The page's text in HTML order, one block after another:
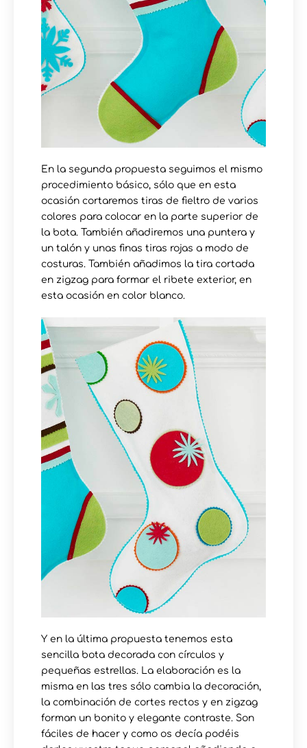
En la segunda propuesta seguimos el mismo
procedimiento básico, sólo que en esta
ocasión cortaremos tiras de fieltro de varios
colores para colocar en la parte superior de
la bota. También añadiremos una puntera y
un talón y unas finas tiras rojas a modo de
costuras. También añadimos la tira cortada
en zigzag para formar el ribete exterior, en
esta ocasión en color blanco.
Y en la última propuesta tenemos esta
sencilla bota decorada con círculos y
pequeñas estrellas. La elaboración es la
misma en las tres sólo cambia la decoración,
la combinación de cortes rectos y en zigzag
forman un bonito y elegante contraste. Son
fáciles de hacer y como os decía podéis